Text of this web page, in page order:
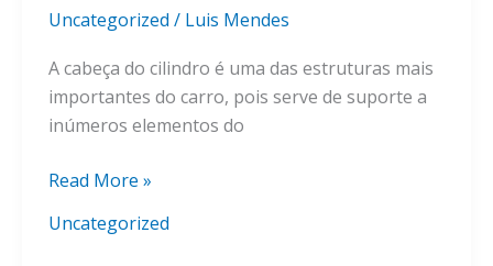
Uncategorized / Luis Mendes
A cabeça do cilindro é uma das estruturas mais
importantes do carro, pois serve de suporte a
inúmeros elementos do
O
é
Read More »
Uncategorized